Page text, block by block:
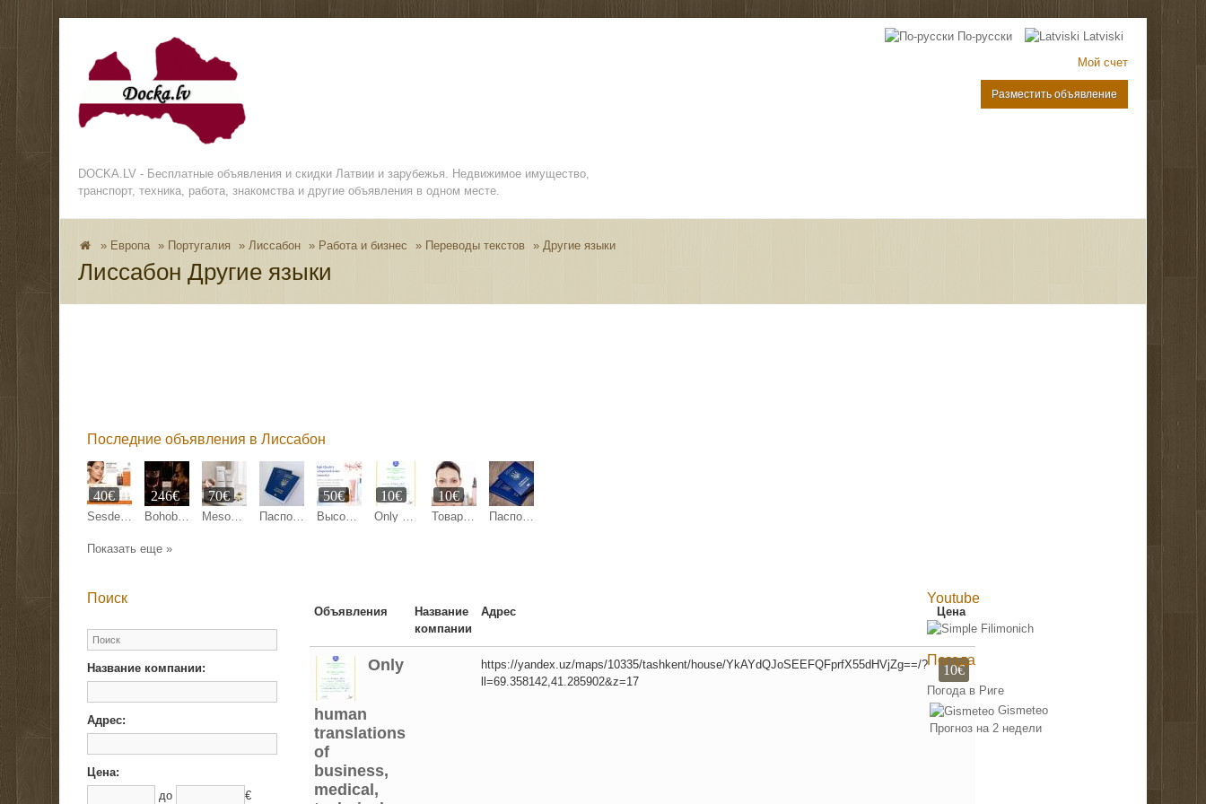
DOCKA.LV - Бесплатные объявления и скидки Латвии и зарубежья. Недвижимое имущество,
транспорт, техника, работа, знакомства и другие объявления в одном месте.
По-русски
Latviski
Мой счет
Разместить объявление
» Европа » Португалия »Лиссабон » Работа и бизнес » Переводы текстов »Другие языки
Лиссабон Другие языки
Последние объявления в Лиссабон
Sesderma C-Vit Liposomal Serum 30 ml
40€
Bohoboco Wet Cherry Liquor Eau de Parfum
246€
Mesoestetic Bodyshock Celluxpert 200 ml
70€
Паспорт Украины, ID-карта Высококачественная европейская и азиатская косметика от Beyston
50€
Only human translations of business, medical, technical and other documents.
10€
Товары для красоты и здоровья
10€
Паспорт Украины, ID-карта – оформить, официально
Показать еще »
Поиск
Название компании:
Адрес:
Цена:
до
€
Объявления
Название
компании
Адрес Цена
Only
human
translations
of
business,
medical,
https://yandex.uz/maps/10335/tashkent/house/YkAYdQJoSEEFQFprfX55dHVjZg==/?
ll=69.358142,41.285902&z=17
10€
Youtube
Погода
Погода в Риге
Gismeteo
Прогноз на 2 недели